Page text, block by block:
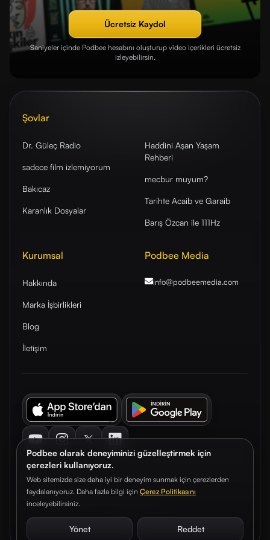
Podbee olarak deneyiminizi güzelleştirmek için
çerezleri kullanıyoruz.
Web sitemizde size daha iyi bir deneyim sunmak için çerezlerden
faydalanıyoruz. Daha fazla bilgi için Çerez Politikasını
inceleyebilirsiniz.
Yönet Reddet
Ücretsiz Kaydol
Saniyeler içinde Podbee hesabını oluşturup video içerikleri ücretsiz
izleyebilirsin.
Şovlar
Dr. Güleç Radio
sadece film izlemiyorum
Bakıcaz
Karanlık Dosyalar
Haddini Aşan Yaşam
Rehberi
mecbur muyum?
Tarihte Acaib ve Garaib
Barış Özcan ile 111Hz
Kurumsal
Hakkında
Marka İşbirlikleri
Blog
İletişim
Podbee Media
info@podbeemedia.com
© 2026. Podbee Media. Tüm hakları saklıdır.
Çerez TercihleriAydınlatma Metni Gizlilik Sözleşmesi